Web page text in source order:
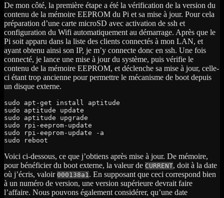
De mon côté, la première étape a été la vérification de la version du
contenu de la mémoire EEPROM du Pi et sa mise à jour. Pour cela
préparation d’une carte microSD avec activation de ssh et
configuration du Wifi automatiquement au démarrage. Après que le
Pi soit apparu dans la liste des clients connectés à mon LAN, et
ayant obtenu ainsi son IP, je m’y connecte donc en ssh. Une fois
connecté, je lance une mise à jour du système, puis vérifie le
contenu de la mémoire EEPROM, et déclenche sa mise à jour, celle-
ci étant trop ancienne pour permettre le mécanisme de boot depuis
un disque externe.
sudo apt-get install aptitude
sudo aptitude update
sudo aptitude upgrade
sudo rpi-eeprom-update
sudo rpi-eeprom-update -a
sudo reboot
Voici ci-dessous, ce que j’obtiens après mise à jour. De mémoire,
pour bénéficier du boot externe, la valeur de CURRENT, doit à la date
où j’écris, valoir 000138a1 . En supposant que ceci correspond bien
à un numéro de version, une version supérieure devrait faire
l’affaire. Nous pouvons également considérer, qu’une date